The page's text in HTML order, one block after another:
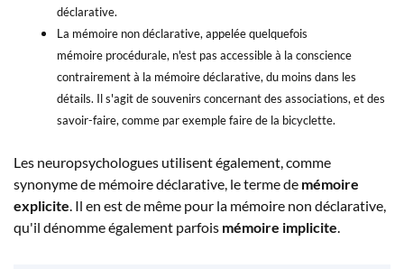
déclarative.
La mémoire non déclarative, appelée quelquefois
mémoire procédurale, n'est pas accessible à la conscience
contrairement à la mémoire déclarative, du moins dans les
détails. Il s'agit de souvenirs concernant des associations, et des
savoir-faire, comme par exemple faire de la bicyclette.
Les neuropsychologues utilisent également, comme
synonyme de mémoire déclarative, le terme de mémoire
explicite. Il en est de même pour la mémoire non déclarative,
qu'il dénomme également parfois mémoire implicite.